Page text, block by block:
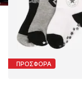
ΠΡΟΣΦΟΡΑ